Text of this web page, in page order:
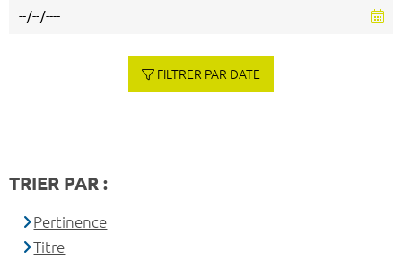
FILTRER PAR DATE
TRIER PAR :
Pertinence
Titre